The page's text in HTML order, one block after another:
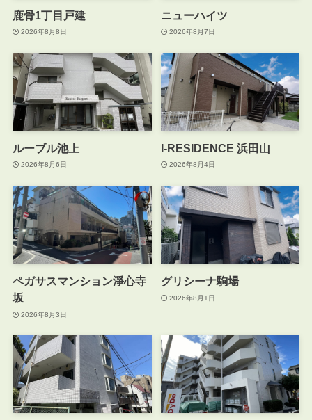
鹿骨1丁目戸建
2026年8月8日
ニューハイツ
2026年8月7日
ルーブル池上
2026年8月6日
I-RESIDENCE 浜田山
2026年8月4日
ペガサスマンション淨心寺
坂
2026年8月3日
グリシーナ駒場
2026年8月1日